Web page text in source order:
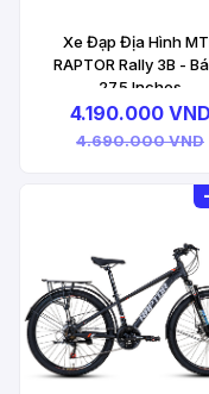
Xe Đạp Địa Hình
RAPTOR Rally 3B -
27.5 Inches
4.190.000 VND
4.690.000 VND
-